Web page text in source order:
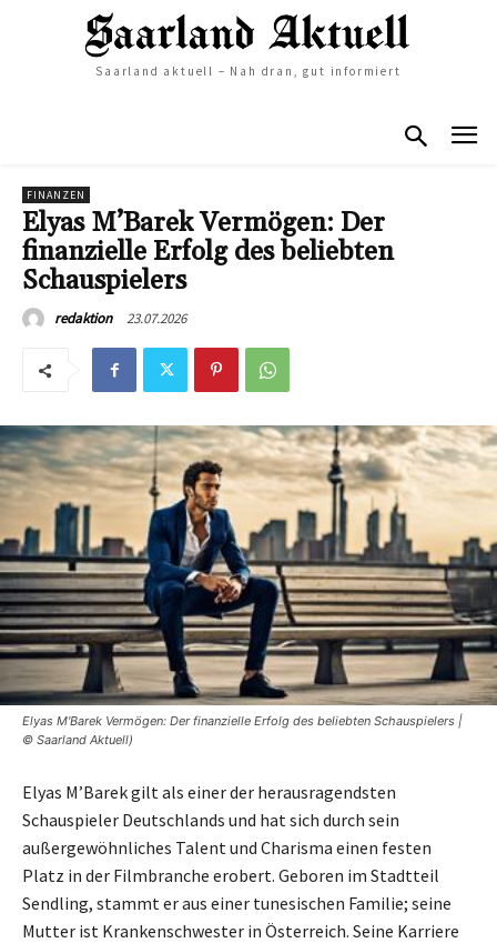
Saarland aktuell – Nah dran, gut informiert
FINANZEN
Elyas M’Barek Vermögen: Der
finanzielle Erfolg des beliebten
Schauspielers
redaktion 23.07.2026
Elyas M'Barek Vermögen: Der finanzielle Erfolg des beliebten Schauspielers |
© Saarland Aktuell)
Elyas M’Barek gilt als einer der herausragendsten
Schauspieler Deutschlands und hat sich durch sein
außergewöhnliches Talent und Charisma einen festen
Platz in der Filmbranche erobert. Geboren im Stadtteil
Sendling, stammt er aus einer tunesischen Familie; seine
Mutter ist Krankenschwester in Österreich. Seine Karriere